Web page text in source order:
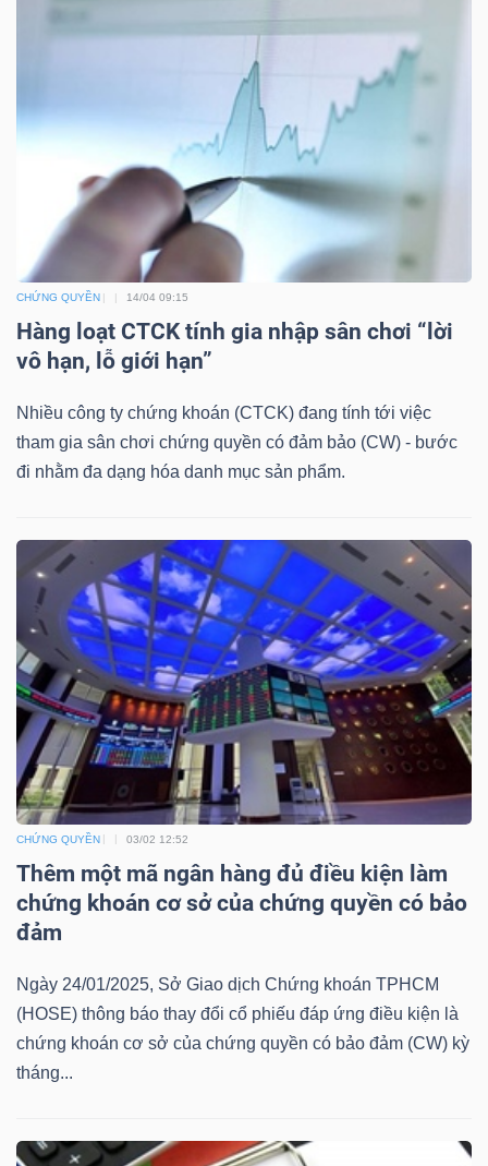
CHỨNG QUYỀN 14/04 09:15
Hàng loạt CTCK tính gia nhập sân chơi “lời
vô hạn, lỗ giới hạn”
Nhiều công ty chứng khoán (CTCK) đang tính tới việc
tham gia sân chơi chứng quyền có đảm bảo (CW) - bước
đi nhằm đa dạng hóa danh mục sản phẩm.
CHỨNG QUYỀN 03/02 12:52
Thêm một mã ngân hàng đủ điều kiện làm
chứng khoán cơ sở của chứng quyền có bảo
đảm
Ngày 24/01/2025, Sở Giao dịch Chứng khoán TPHCM
(HOSE) thông báo thay đổi cổ phiếu đáp ứng điều kiện là
chứng khoán cơ sở của chứng quyền có bảo đảm (CW) kỳ
tháng...
TIỆN
ÍCH
BẤT
Mã
chứng
khoán
(-)
Tất cả Cổ phiếu Chỉ số Chứng chỉ quỹ Chứng
Lãnh
đạo
(-)
Tất cả Người nội bộ Người liên quan Cổ đông lớn
tức
(-)
của